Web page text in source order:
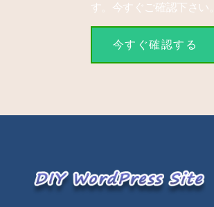
す。今すぐご確認下さい。
今すぐ確認する